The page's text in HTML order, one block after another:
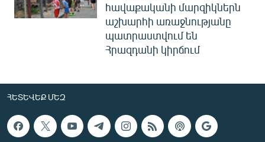
հավաքականի մարզիկներն
աշխարհի առաջնությանը
պատրաստվում են
Հրազդանի կիրճում
ՀԵՏԵՎԵՔ ՄԵԶ